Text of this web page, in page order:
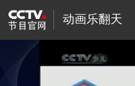
动画乐翻天